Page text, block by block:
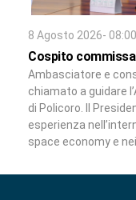
8 Agosto 2026- 08:00
Cospito
Ambasciatore e
chiamato a guidare
di Policoro. Il
esperienza
space economy e